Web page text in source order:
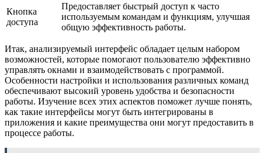
Кнопка
доступа
Предоставляет быстрый доступ к часто
используемым командам и функциям, улучшая
общую эффективность работы.
Итак, анализируемый интерфейс обладает целым набором
возможностей, которые помогают пользователю эффективно
управлять окнами и взаимодействовать с программой.
Особенности настройки и использования различных команд
обеспечивают высокий уровень удобства и безопасности
работы. Изучение всех этих аспектов поможет лучше понять,
как такие интерфейсы могут быть интегрированы в
приложения и какие преимущества они могут предоставить в
процессе работы.